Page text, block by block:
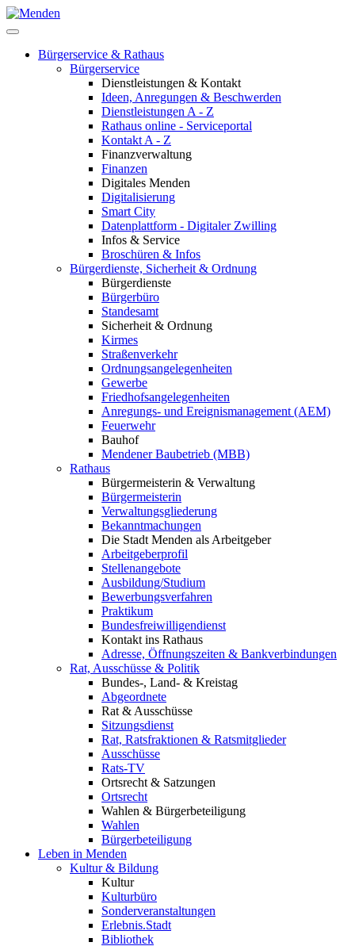
Bürgerservice & Rathaus
Bürgerservice
Dienstleistungen & Kontakt
Ideen, Anregungen & Beschwerden
Dienstleistungen A - Z
Rathaus online - Serviceportal
Kontakt A - Z
Finanzverwaltung
Finanzen
Digitales Menden
Digitalisierung
Smart City
Datenplattform - Digitaler Zwilling
Infos & Service
Broschüren & Infos
Bürgerdienste, Sicherheit & Ordnung
Bürgerdienste
Bürgerbüro
Standesamt
Sicherheit & Ordnung
Kirmes
Straßenverkehr
Ordnungsangelegenheiten
Gewerbe
Friedhofsangelegenheiten
Anregungs- und Ereignismanagement (AEM)
Feuerwehr
Bauhof
Mendener Baubetrieb (MBB)
Rathaus
Bürgermeisterin & Verwaltung
Bürgermeisterin
Verwaltungsgliederung
Bekanntmachungen
Die Stadt Menden als Arbeitgeber
Arbeitgeberprofil
Stellenangebote
Ausbildung/Studium
Bewerbungsverfahren
Praktikum
Bundesfreiwilligendienst
Kontakt ins Rathaus
Adresse, Öffnungszeiten & Bankverbindungen
Rat, Ausschüsse & Politik
Bundes-, Land- & Kreistag
Abgeordnete
Rat & Ausschüsse
Sitzungsdienst
Rat, Ratsfraktionen & Ratsmitglieder
Ausschüsse
Rats-TV
Ortsrecht & Satzungen
Ortsrecht
Wahlen & Bürgerbeteiligung
Wahlen
Bürgerbeteiligung
Leben in Menden
Kultur & Bildung
Kultur
Kulturbüro
Sonderveranstaltungen
Erlebnis.Stadt
Bibliothek